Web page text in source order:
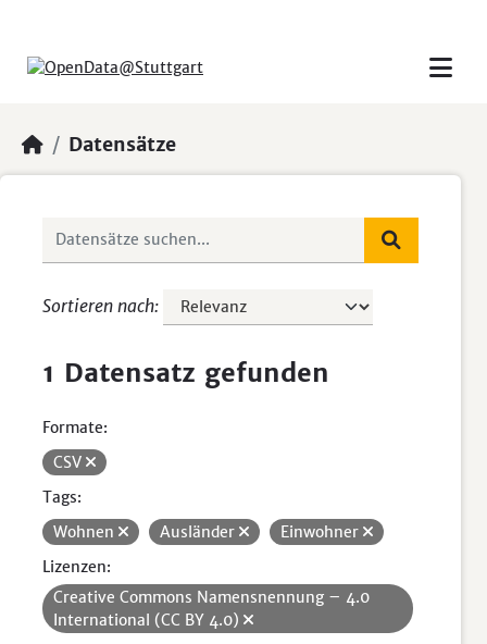
Datensätze
Sortieren nach
1 Datensatz gefunden
Formate:
CSV
Tags:
Wohnen
Ausländer
Einwohner
Lizenzen:
Creative Commons Namensnennung – 4.0
International (CC BY 4.0)